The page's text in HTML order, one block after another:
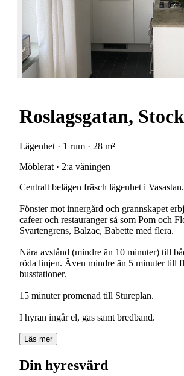
Roslagsgatan,
Lägenhet · 1 rum · 28 m²
Möblerat · 2:a våningen
Centralt belägen fräsch lägenhet i Vasastan.
Fönster mot innergård och grannskapet
cafeer och restauranger så som Pom och
Svartengrens, Balzac, Babette med flera.
Nära avstånd (mindre än 10 minuter) till
röda linjen. Även mindre än 5 minuter till
busstationer.
15 minuter promenad till Stureplan.
I hyran ingår el, gas samt bredband.
Läs mer
Din hyresvärd